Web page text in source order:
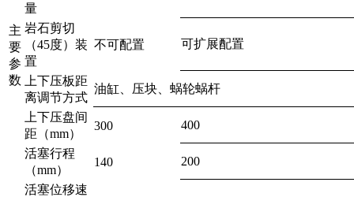
主
要
参
数
量
岩石剪切
（45度）装
置
不可配置 可扩展配置
上下压板距
离调节方式
油缸、压块、蜗轮蜗杆
上下压盘间
距（mm）
300 400
活塞行程
（mm）
140 200
活塞位移速